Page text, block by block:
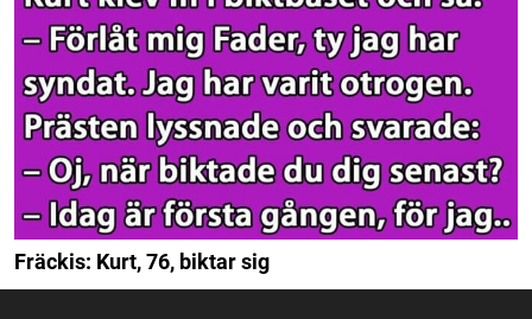
Fräckis: Kurt, 76, biktar sig